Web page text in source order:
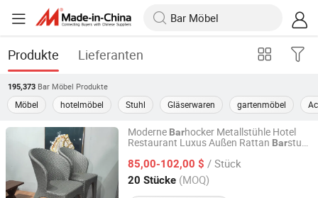
Produkte Lieferanten
195,373 Bar Möbel Produkte
Möbel hotelmöbel Stuhl Gläserwaren gartenmöbel
Moderne Barhocker Metallstühle Hotel
Restaurant Luxus Außen Rattan Barstuhl
85,00-102,00 $ / Stück
20 Stücke (MOQ)
Guangzhou YaTing Outdoor Furniture Co., Ltd.
Guangdong, China Seit 2010